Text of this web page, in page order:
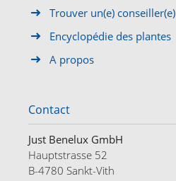
Trouver un(e) conseiller(e)
Encyclopédie des plantes
A propos
Contact
Just Benelux GmbH
Hauptstrasse 52
B-4780 Sankt-Vith